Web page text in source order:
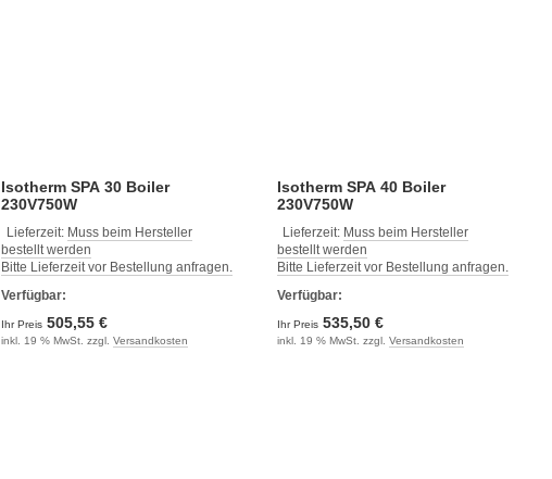
Isotherm SPA 30 Boiler
230V750W
Lieferzeit: Muss beim Hersteller
bestellt werden
Bitte Lieferzeit vor Bestellung anfragen.
Verfügbar:
Ihr Preis 505,55 €
inkl. 19 % MwSt. zzgl. Versandkosten
Isotherm SPA 40 Boiler
230V750W
Lieferzeit: Muss beim Hersteller
bestellt werden
Bitte Lieferzeit vor Bestellung anfragen.
Verfügbar:
Ihr Preis 535,50 €
inkl. 19 % MwSt. zzgl. Versandkosten